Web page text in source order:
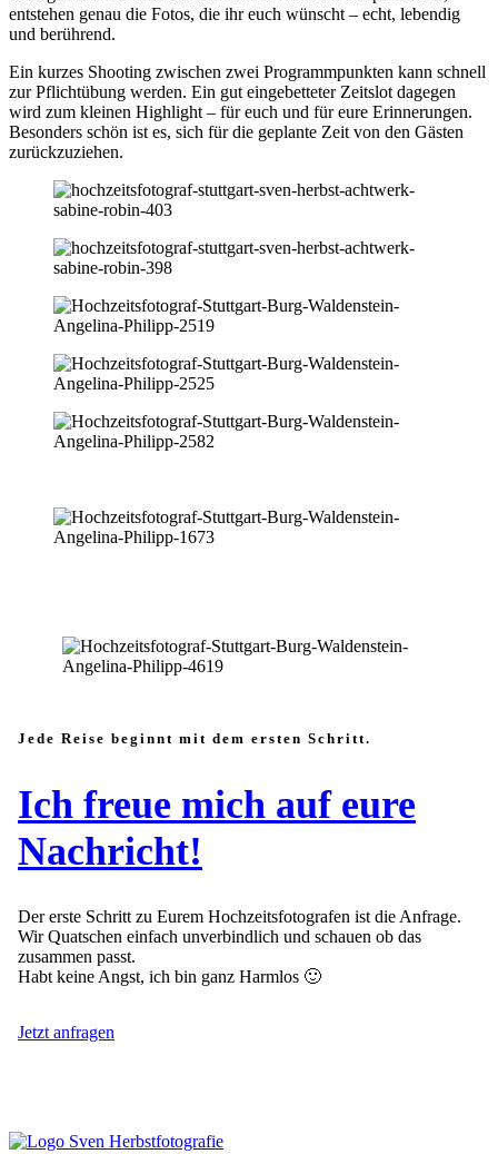
entstehen genau die Fotos, die ihr euch wünscht – echt, lebendig
und berührend.
Ein kurzes Shooting zwischen zwei Programmpunkten kann schnell
zur Pflichtübung werden. Ein gut eingebetteter Zeitslot dagegen
wird zum kleinen Highlight – für euch und für eure Erinnerungen.
Besonders schön ist es, sich für die geplante Zeit von den Gästen
zurückzuziehen.
Jede Reise beginnt mit dem ersten Schritt.
Ich freue mich auf eure
Nachricht!
Der erste Schritt zu Eurem Hochzeitsfotografen ist die Anfrage.
Wir Quatschen einfach unverbindlich und schauen ob das
zusammen passt.
Habt keine Angst, ich bin ganz Harmlos 🙂
Jetzt anfragen